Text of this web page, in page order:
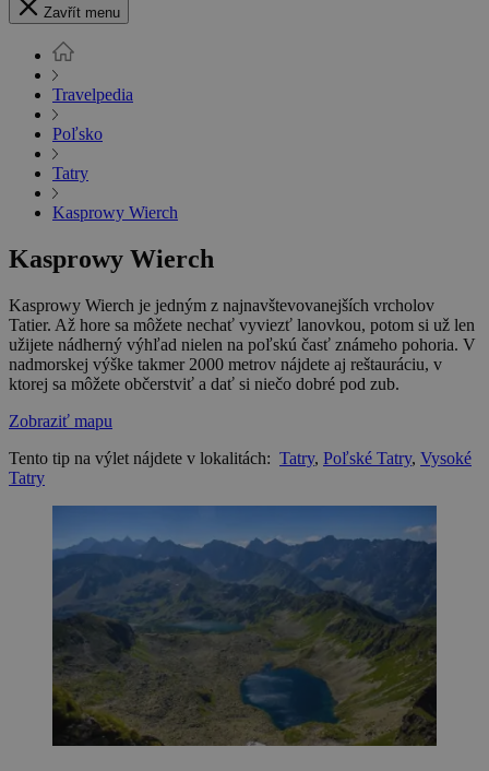
Zavřít menu
Travelpedia
Poľsko
Tatry
Kasprowy Wierch
Kasprowy Wierch
Kasprowy Wierch je jedným z najnavštevovanejších vrcholov
Tatier. Až hore sa môžete nechať vyviezť lanovkou, potom si už len
užijete nádherný výhľad nielen na poľskú časť známeho pohoria. V
nadmorskej výške takmer 2000 metrov nájdete aj reštauráciu, v
ktorej sa môžete občerstviť a dať si niečo dobré pod zub.
Zobraziť mapu
Tento tip na výlet nájdete v lokalitách: Tatry, Poľské Tatry, Vysoké
Tatry